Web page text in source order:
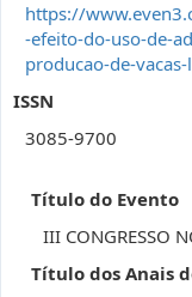
https://
-efeito-do-uso-de-
producao-de-
ISSN
3085-9700
Título do Evento
III CONGRESSO
Título dos Anais